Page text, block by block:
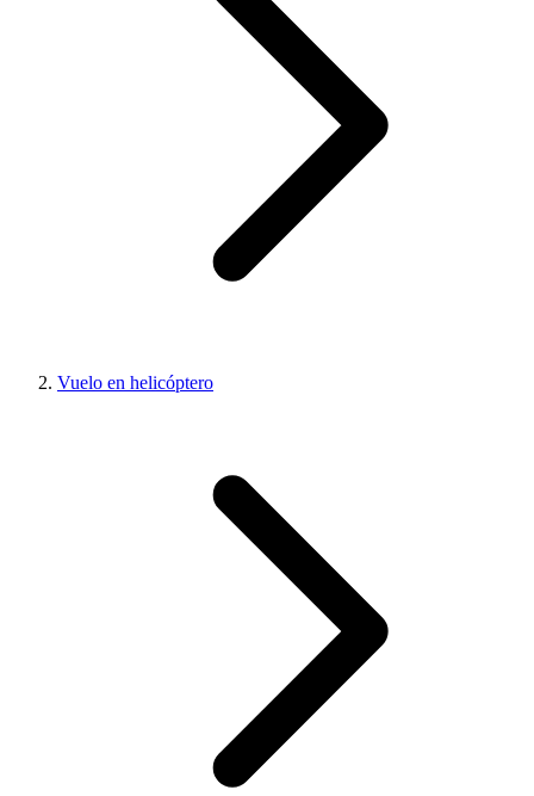
Vuelo en helicóptero